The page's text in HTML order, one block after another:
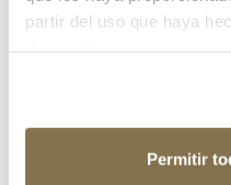
partir del uso que haya
Permitir